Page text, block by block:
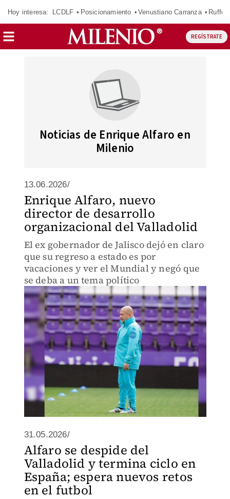
Hoy interesa: LCDLF Posicionamiento Venustiano Carranza Ruffo
REGÍSTRATE
Noticias de Enrique Alfaro en
Milenio
13.06.2026/
Enrique Alfaro, nuevo
director de desarrollo
organizacional del Valladolid
El ex gobernador de Jalisco dejó en claro
que su regreso a estado es por
vacaciones y ver el Mundial y negó que
se deba a un tema político
31.05.2026/
Alfaro se despide del
Valladolid y termina ciclo en
España; espera nuevos retos
en el futbol